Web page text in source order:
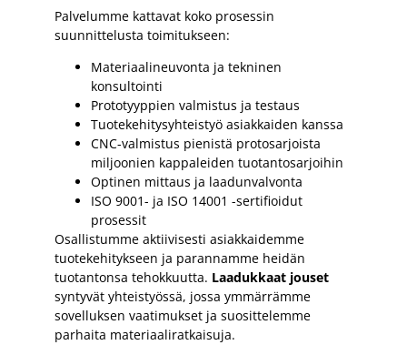
Palvelumme kattavat koko prosessin
suunnittelusta toimitukseen:
Materiaalineuvonta ja tekninen
konsultointi
Prototyyppien valmistus ja testaus
Tuotekehitysyhteistyö asiakkaiden kanssa
CNC-valmistus pienistä protosarjoista
miljoonien kappaleiden tuotantosarjoihin
Optinen mittaus ja laadunvalvonta
ISO 9001- ja ISO 14001 -sertifioidut
prosessit
Osallistumme aktiivisesti asiakkaidemme
tuotekehitykseen ja parannamme heidän
tuotantonsa tehokkuutta. Laadukkaat jouset
syntyvät yhteistyössä, jossa ymmärrämme
sovelluksen vaatimukset ja suosittelemme
parhaita materiaaliratkaisuja.